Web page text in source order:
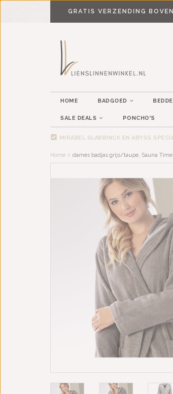
GRATIS VERZENDING
HOME BADGOED
SALE DEALS PONCHO'S
MIRABEL SLABBINCK EN ABYSS
Home dames badjas grijs/taupe, Sauna Time